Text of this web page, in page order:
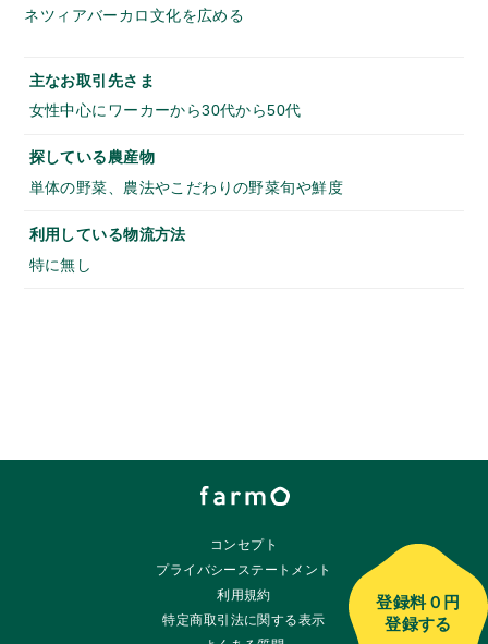
ネツィアバーカロ文化を広める
主なお取引先さま
女性中心にワーカーから30代から50代
探している農産物
単体の野菜、農法やこだわりの野菜旬や鮮度
利用している物流方法
特に無し
登録料０円
登録する
コンセプト
プライバシーステートメント
利用規約
特定商取引法に関する表示